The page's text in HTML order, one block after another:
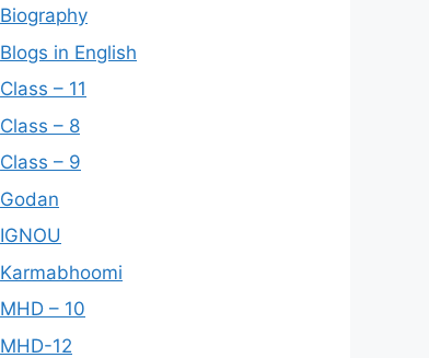
Biography
Blogs in English
Class – 11
Class – 8
Class – 9
Godan
IGNOU
Karmabhoomi
MHD – 10
MHD-12